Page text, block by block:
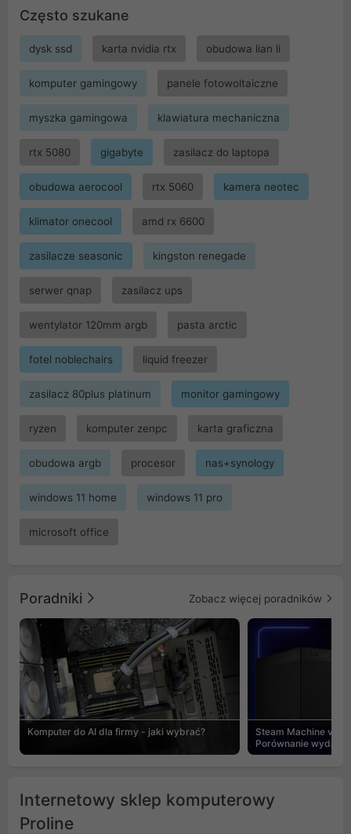
Często szukane
dysk ssd karta nvidia rtx obudowa lian li
komputer gamingowy panele fotowoltaiczne
myszka gamingowa klawiatura mechaniczna
rtx 5080 gigabyte zasilacz do laptopa
obudowa aerocool rtx 5060 kamera neotec
klimator onecool amd rx 6600
zasilacze seasonic kingston renegade
serwer qnap zasilacz ups
wentylator 120mm argb pasta arctic
fotel noblechairs liquid freezer
zasilacz 80plus platinum monitor gamingowy
ryzen komputer zenpc karta graficzna
obudowa argb procesor nas+synology
windows 11 home windows 11 pro
microsoft office
Poradniki Zobacz więcej poradników
Komputer do AI dla firmy - jaki wybrać?
Steam Machine vs
Porównanie
Internetowy sklep komputerowy
Proline